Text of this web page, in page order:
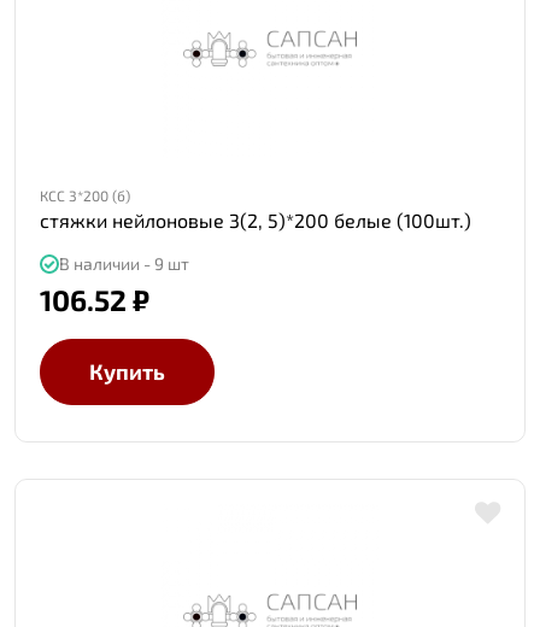
КСС 3*200 (б)
стяжки нейлоновые 3(2, 5)*200 белые (100шт.)
В наличии - 9 шт
106.52 ₽
Купить